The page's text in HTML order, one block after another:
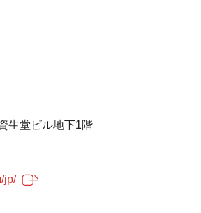
生堂ビル地下1階
jp/